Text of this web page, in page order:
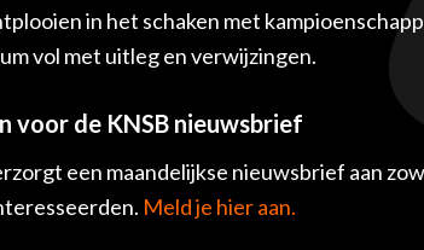
in het schaken met
vol met uitleg en verwijzingen.
voor de KNSB nieuwsbrief
een maandelijkse nieuwsbrief aan
Meld je hier aan.